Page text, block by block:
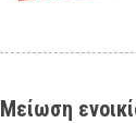
Μείωση